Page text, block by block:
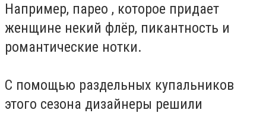
Например, парео , которое придает
женщине некий флёр, пикантность и
романтические нотки.
С помощью раздельных купальников
этого сезона дизайнеры решили